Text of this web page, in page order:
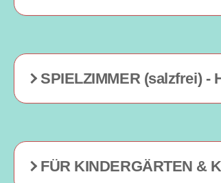
SPIELZIMMER (salzfrei) -
FÜR KINDERGÄRTEN &